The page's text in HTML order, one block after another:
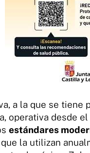
a la que se tiene
operativa desde
estándares
la utilizan